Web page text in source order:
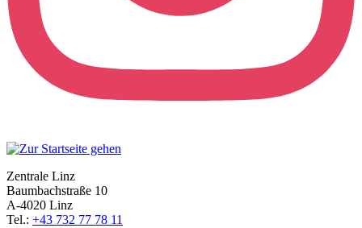
Zentrale Linz
Baumbachstraße 10
A-4020 Linz
Tel.: +43 732 77 78 11